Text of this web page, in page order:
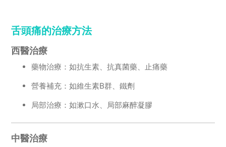
舌頭痛的治療方法
西醫治療
藥物治療：如抗生素、抗真菌藥、止痛藥
營養補充：如維生素B群、鐵劑
局部治療：如漱口水、局部麻醉凝膠
中醫治療